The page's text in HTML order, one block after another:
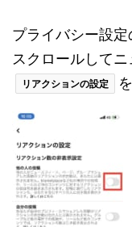
プライバシー設
スクロールして
リアクションの設定